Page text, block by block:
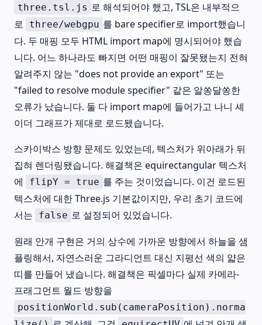
three.tsl.js 로 해석되어야 했고, TSL은 내부적으
로
three/webgpu 를 bare specifier로 import했습니
다. 두 매핑 모두 HTML import map에 명시되어야 했습
니다. 어느 하나라도 빠지면 어떤 매핑이 잘못됐는지 전혀
알려주지 않는 "does not provide an export" 또는
"failed to resolve module specifier" 같은 알쏭달쏭한
오류가 났습니다. 둘 다 import map에 들어가고 나니 셰
이더 그래프가 제대로 로드됐습니다.
스카이박스 방향 문제도 있었는데, 텍스처가 위아래가 뒤
집혀 렌더링됐습니다. 해결책은 equirectangular 텍스처
에
flipY = true 를 주는 것이었습니다. 이건 로드된
텍스처에 대한 Three.js 기본값이지만, 우리 초기 코드에
서는
false 로 설정되어 있었습니다.
원래 안개 구현은 거의 상수에 가까운 방향에서 하늘을 샘
플링해서, 자연스러운 그라디언트 대신 지평선 색의 얇은
띠를 만들어 냈습니다. 해결책은 픽셀마다 실제 카메라-
프래그먼트 월드 방향을
positionWorld.sub(cameraPosition).norma